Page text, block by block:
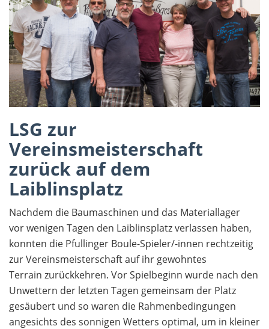
LSG zur
Vereinsmeisterschaft
zurück auf dem
Laiblinsplatz
Nachdem die Baumaschinen und das Materiallager
vor wenigen Tagen den Laiblinsplatz verlassen haben,
konnten die Pfullinger Boule-Spieler/-innen rechtzeitig
zur Vereinsmeisterschaft auf ihr gewohntes
Terrain zurückkehren. Vor Spielbeginn wurde nach den
Unwettern der letzten Tagen gemeinsam der Platz
gesäubert und so waren die Rahmenbedingungen
angesichts des sonnigen Wetters optimal, um in kleiner